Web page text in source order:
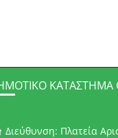
Διεύθυνση: Πλατεία